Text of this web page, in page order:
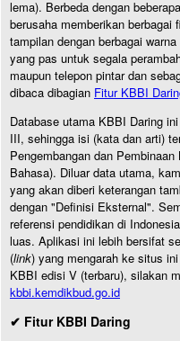
lema). Berbeda dengan
berusaha memberikan
tampilan dengan berbagai
yang pas untuk segala
maupun telepon pintar dan
dibaca dibagian Fitur KBBI
Database utama KBBI Daring
III, sehingga isi (kata dan arti)
Pengembangan dan Pembinaan
Bahasa). Diluar data utama,
yang akan diberi keterangan
dengan "Definisi Eksternal".
referensi pendidikan di
luas. Aplikasi ini lebih bersifat
(link) yang mengarah ke situs
KBBI edisi V (terbaru), silakan
kbbi.kemdikbud.go.id
✔ Fitur KBBI Daring